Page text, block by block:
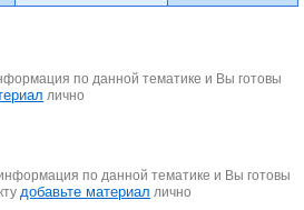
по данной тематике и Вы готовы
лично
по данной тематике и Вы готовы
добавьте материал лично